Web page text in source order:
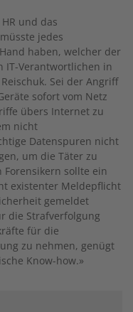
und das
jedes
haben, welcher der
IT-Verantwortlichen in
Sei der Angriff
sofort vom Netz
übers Internet zu
nicht
Datenspuren nicht
um die Täter zu
sollte ein
existenter Meldepflicht
gemeldet
die Strafverfolgung
für die
zu nehmen, genügt
Know-how.»